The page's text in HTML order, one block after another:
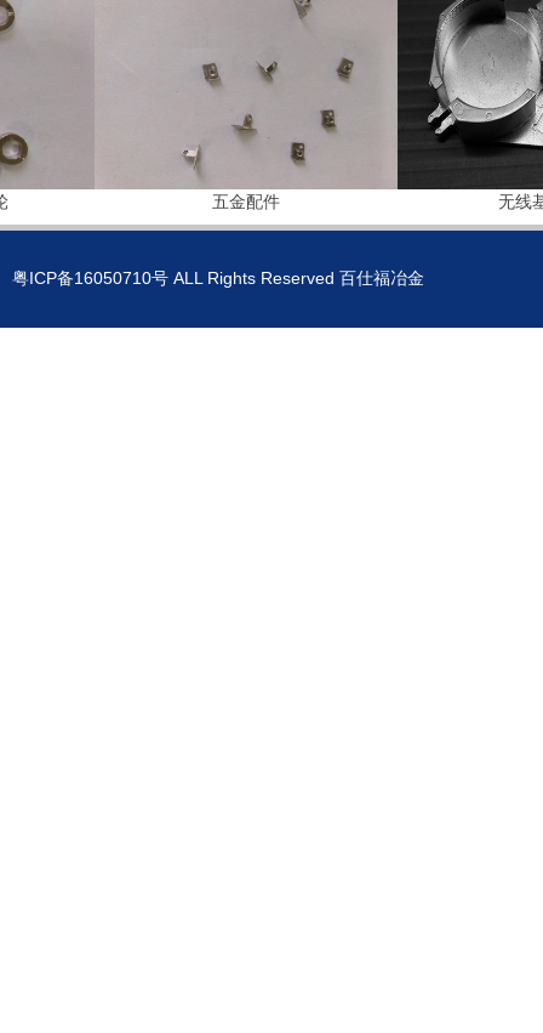
五金配件 无线
粤ICP备16050710号 ALL Rights Reserved 百仕福冶金